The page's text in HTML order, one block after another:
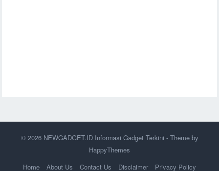
© 2026 NEWGADGET.ID Informasi Gadget Terkini - Theme by
HappyThemes
Home
About Us Contact Us Disclaimer Privacy Policy